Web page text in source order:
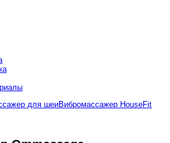
для шеиВибромассажер HouseFit